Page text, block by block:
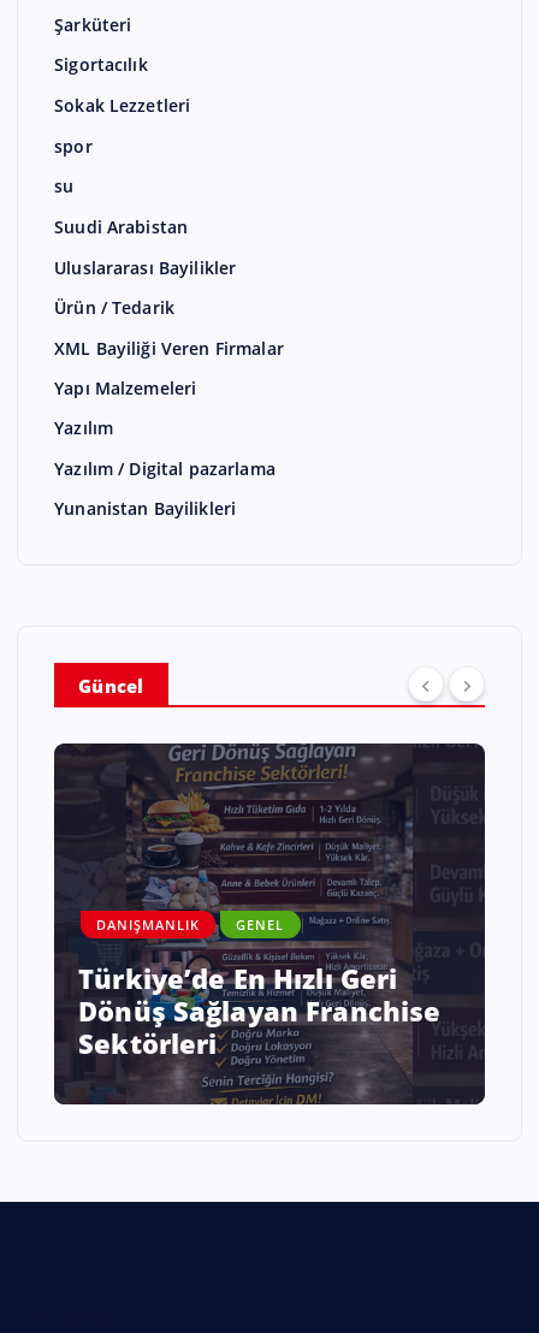
Şarküteri
Sigortacılık
Sokak Lezzetleri
spor
su
Suudi Arabistan
Uluslararası Bayilikler
Ürün / Tedarik
XML Bayiliği Veren Firmalar
Yapı Malzemeleri
Yazılım
Yazılım / Digital pazarlama
Yunanistan Bayilikleri
Güncel
DANIŞMANLIK GENEL
Savaş ve Kriz Ortamında
Enflasyonist Bir Ülkede İş
Kurmak mı Sabretmek mi?